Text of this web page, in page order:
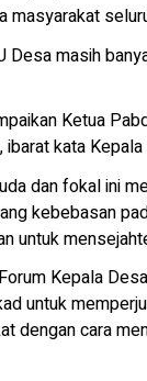
masyarakat
Desa masih
Ketua
ibarat kata
dan fokal ini
kebebasan
untuk
Kepala
untuk
dengan cara